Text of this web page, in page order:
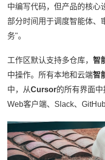
中编写代码，但产品的核心
部分时间用于调度智能体、
务"。
工作区默认支持多仓库， 智
中操作。所有本地和云端智
中，从Cursor的所有界面中
Web客户端、Slack、